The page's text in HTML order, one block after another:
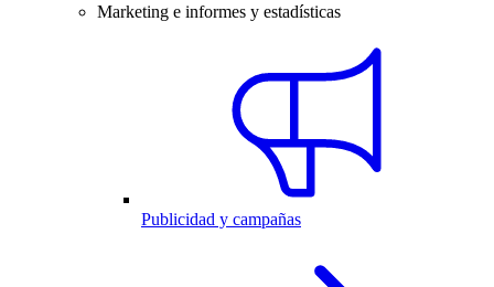
Marketing e informes y estadísticas
Publicidad y campañas